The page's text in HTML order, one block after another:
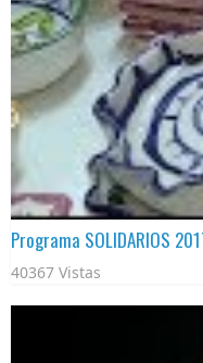
Programa SOLIDARIOS
40367 Vistas